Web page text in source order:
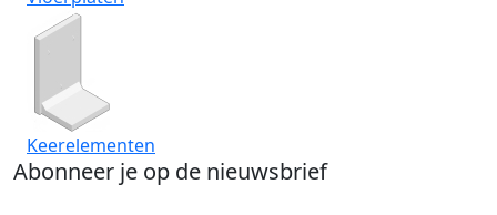
Keerelementen
Abonneer je op de nieuwsbrief